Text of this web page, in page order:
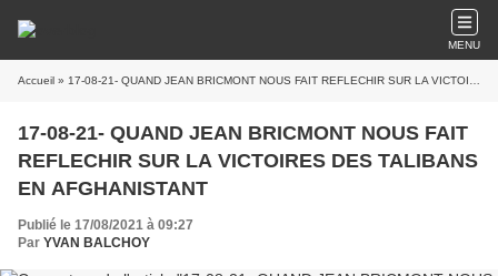
MENU
Accueil » 17-08-21- QUAND JEAN BRICMONT NOUS FAIT REFLECHIR SUR LA VICTOIRES DES TALIBANS EN AFGHANISTANT
17-08-21- QUAND JEAN BRICMONT NOUS FAIT
REFLECHIR SUR LA VICTOIRES DES TALIBANS
EN AFGHANISTANT
Publié le 17/08/2021 à 09:27
Par YVAN BALCHOY